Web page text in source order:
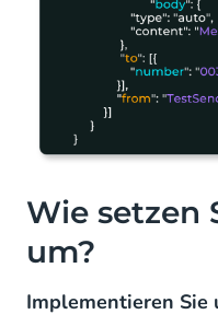
Wie setzen
um?
Implementieren Sie